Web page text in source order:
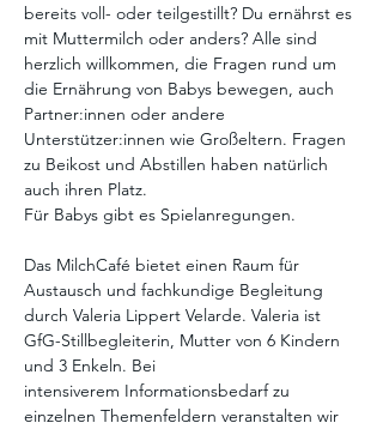
bereits voll- oder teilgestillt? Du ernährst es
mit Muttermilch oder anders? Alle sind
herzlich willkommen, die Fragen rund um
die Ernährung von Babys bewegen, auch
Partner:innen oder andere
Unterstützer:innen wie Großeltern. Fragen
zu Beikost und Abstillen haben natürlich
auch ihren Platz.
Für Babys gibt es Spielanregungen.
Das MilchCafé bietet einen Raum für
Austausch und fachkundige Begleitung
durch Valeria Lippert Velarde. Valeria ist
GfG-Stillbegleiterin, Mutter von 6 Kindern
und 3 Enkeln. Bei
intensiverem Informationsbedarf zu
einzelnen Themenfeldern veranstalten wir